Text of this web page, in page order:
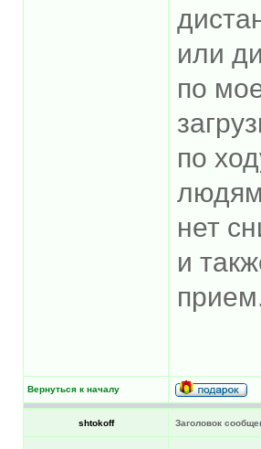
или
по
по
нет
и
Вернуться к началу
shtokoff Заголовок